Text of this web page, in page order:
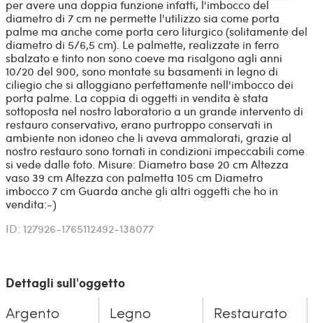
per avere una doppia funzione infatti, l'imbocco del
diametro di 7 cm ne permette l'utilizzo sia come porta
palme ma anche come porta cero liturgico (solitamente del
diametro di 5/6,5 cm). Le palmette, realizzate in ferro
sbalzato e tinto non sono coeve ma risalgono agli anni
10/20 del 900, sono montate su basamenti in legno di
ciliegio che si alloggiano perfettamente nell'imbocco dei
porta palme. La coppia di oggetti in vendita è stata
sottoposta nel nostro laboratorio a un grande intervento di
restauro conservativo, erano purtroppo conservati in
ambiente non idoneo che li aveva ammalorati, grazie al
nostro restauro sono tornati in condizioni impeccabili come
si vede dalle foto. Misure: Diametro base 20 cm Altezza
vaso 39 cm Altezza con palmetta 105 cm Diametro
imbocco 7 cm Guarda anche gli altri oggetti che ho in
vendita:-)
ID: 127926-1765112492-138077
Dettagli sull'oggetto
Argento
Legno
Restaurato